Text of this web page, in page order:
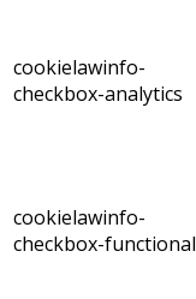
cookielawinfo-
checkbox-analytics
cookielawinfo-
checkbox-functional